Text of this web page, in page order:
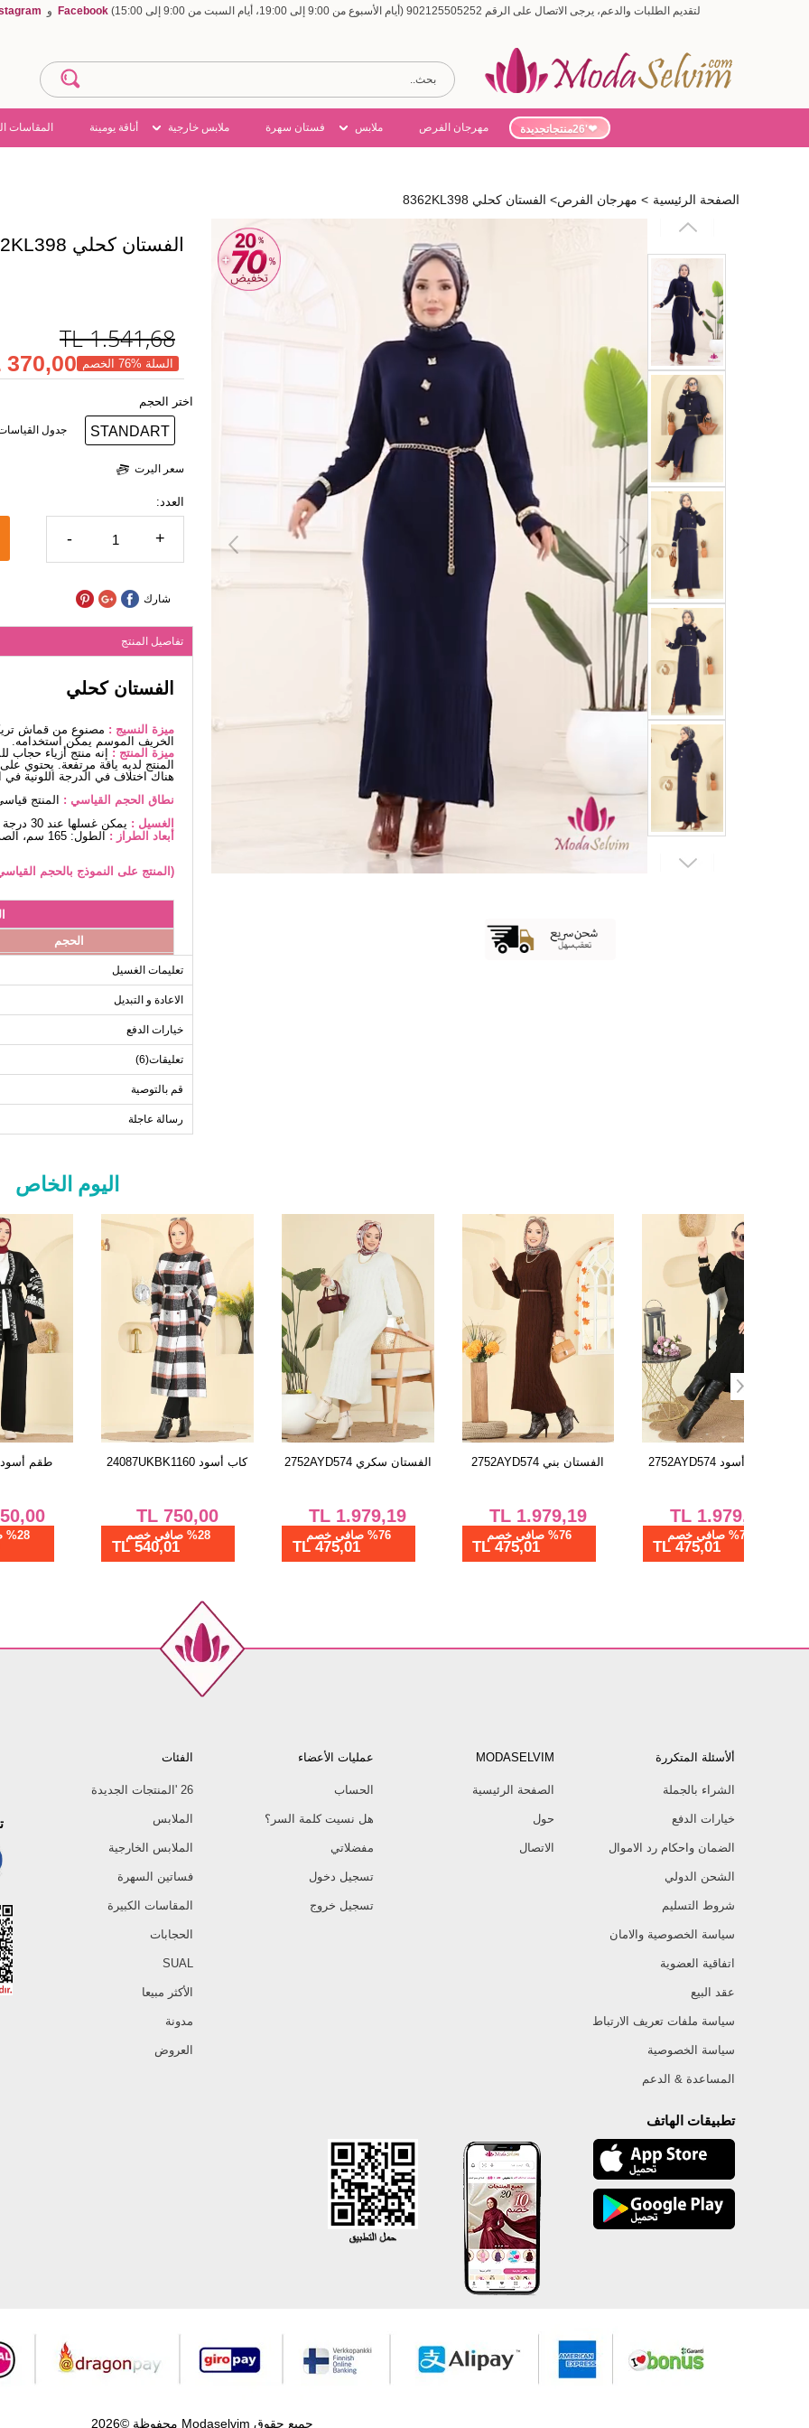
لتقديم الطلبات والدعم، يرجى الاتصال على الرقم 902125505252 (أيام الأسبوع من 9:00 إلى 19:00، أيام السبت من 9:00 إلى 15:00) Facebook و
'26منتجاتجديدة مهرجان الفرص ملابس فستان سهرة ملابس خارجية أناقة يومينة المقاسات
الصفحة الرئيسية > مهرجان الفرص> الفستان كحلي 8362KL398
الفستان كحلي 8362KL398
1.541,68
TL
السلة %76 الخصم 370,00 TL
اختر الحجم
STANDART جدول
سعر اليرت
العدد:
- +
شارك
تفاصيل المنتج
الفستان كحلي
ميزة النسيج : مصنوع من قماش
الخريف الموسم يمكن استخدامه.
ميزة المنتج : إنه منتج أزياء حجاب
المنتج لديه ياقة مرتفعة. يحتوي
هناك اختلاف في الدرجة اللونية في
نطاق الحجم القياسي : المنتج قياسي،
الغسيل : يمكن غسلها عند 30 درجة دون كتابة. (غسيل دقيق)
أبعاد الطراز : الطول: 165 سم، الصدر: 80 سم، الخصر68، الوركين: 96 سم، الوزن: 54كغ
(المنتج على النموذج بالحجم
الحجم
تعليمات الغسيل
الاعادة و التبديل
خيارات الدفع
تعليقات(6)
قم بالتوصية
رسالة عاجلة
اليوم الخاص
كاب أسود 24087UKBK1160
750,00
%28 صافي خصم
540,01 TL
الفستان سكري 2752AYD574
1.979,19
%76 صافي خصم
475,01 TL
الفستان بني 2752AYD574
1.979,19
%76 صافي خصم
475,01 TL
الفستان أسود 2752AYD574
1.979,19
%76 صافي خصم
475,01 TL
ألأسئلة المتكررة
الشراء بالجملة
خيارات الدفع
الضمان واحكام رد الاموال
الشحن الدولي
شروط التسليم
سياسة الخصوصية والامان
اتفاقية العضوية
عقد البيع
سياسة ملفات تعريف الارتباط
سياسة الخصوصية
المساعدة & الدعم
MODASELVIM
الصفحة الرئيسية
حول
الاتصال
عمليات الأعضاء
الحساب
هل نسيت كلمة السر؟
مفضلاتي
تسجيل دخول
تسجيل خروج
الفئات
26 'المنتجات الجديدة
الملابس
الملابس الخارجية
فساتين السهرة
المقاسات الكبيرة
الحجابات
SUAL
الأكثر مبيعا
مدونة
العروض
تطبيقات الهاتف
جميع حقوق Modaselvim محفوظة ©2026